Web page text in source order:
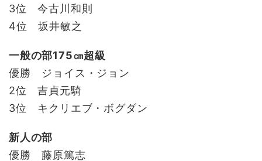
3位 今古川和則
4位 坂井敏之
一般の部175㎝超級
優勝 ジョイス・ジョン
2位 吉貞元騎
3位 キクリエブ・ボグダン
新人の部
優勝 藤原篤志